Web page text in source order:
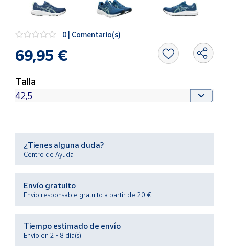
Solidarios
Ayuda
Centro
de ayuda
Contacto
Vendedores
vendedores
vendedor
vendedor
0 | Comentario(s)
69,95 €
Talla
¿Tienes alguna duda?
Centro de Ayuda
Envío gratuito
Envío responsable gratuito a partir de 20 €
Tiempo estimado de envío
Envío en 2 - 8 día(s)